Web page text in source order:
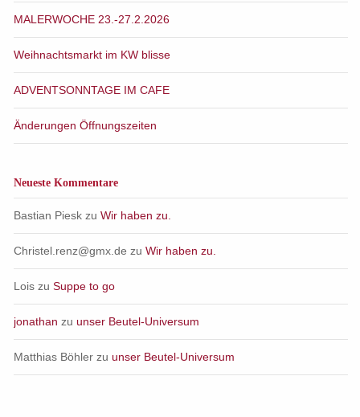
MALERWOCHE 23.-27.2.2026
Weihnachtsmarkt im KW blisse
ADVENTSONNTAGE IM CAFE
Änderungen Öffnungszeiten
Neueste Kommentare
Bastian Pieskzu Wir haben zu.
Christel.renz@gmx.de zu Wir haben zu.
Loiszu Suppe to go
jonathan zu unser Beutel-Universum
Matthias Böhlerzu unser Beutel-Universum